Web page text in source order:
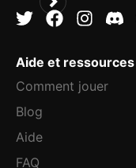
Aide et ressources
Comment jouer
Blog
Aide
FAQ